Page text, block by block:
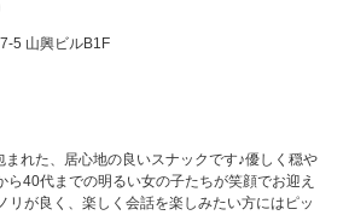
5 山興ビルB1F
まれた、居心地の良いスナックです♪優しく穏や
40代までの明るい女の子たちが笑顔でお迎え